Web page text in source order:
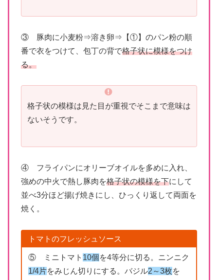
③ 豚肉に小麦粉⇒溶き卵⇒【①】のパン粉の順
番で衣をつけて、包丁の背で格子状に模様をつけ
る。
格子状の模様は見た目が重視でそこまで意味は
ないそうです。
④ フライパンにオリーブオイルを多めに入れ、
強めの中火で熱し豚肉を格子状の模様を下にして
並べ3分ほど揚げ焼きにし、ひっくり返して両面を
焼く。
トマトのフレッシュソース
⑤ ミニトマト 10個を4等分に切る。ニンニク
1/4片をみじん切りにする。バジル2～3枚を